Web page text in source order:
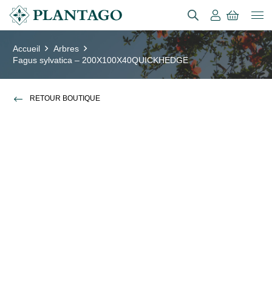
Accueil
Arbres
Fagus sylvatica – 200X100X40QUICKHEDGE
RETOUR BOUTIQUE